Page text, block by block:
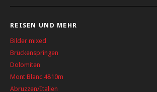
REISEN UND MEHR
Bilder mixed
Brückenspringen
Dolomiten
Mont Blanc 4810m
Abruzzen/Italien